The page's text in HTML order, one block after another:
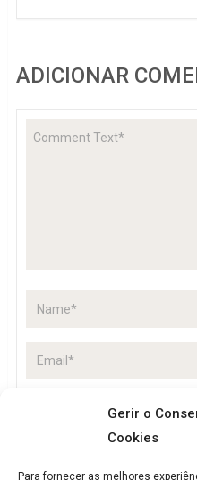
Gerir o
Cookies
Para fornecer as melhores
ADICIONAR
para a próxima vez que eu